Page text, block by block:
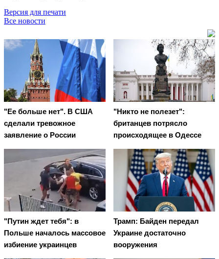
Версия для печати
Все новости
"Ее больше нет". В США
сделали тревожное
заявление о России
"Никто не полезет":
британцев потрясло
происходящее в Одессе
"Путин ждет тебя": в
Польше началось массовое
избиение украинцев
Трамп: Байден передал
Украине достаточно
вооружения